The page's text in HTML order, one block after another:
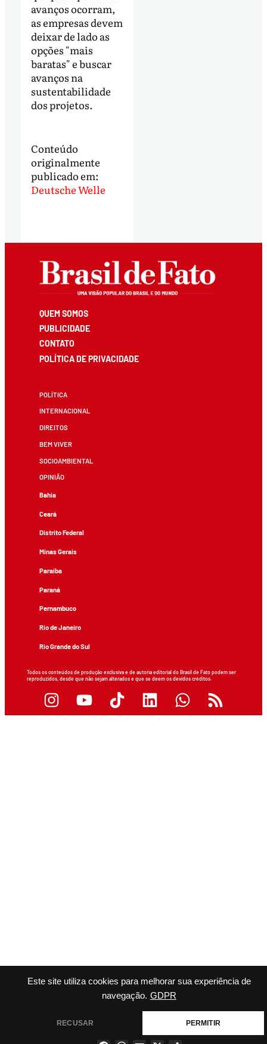
Este site utiliza cookies para melhorar sua experiência de
navegação. GDPR
RECUSAR PERMITIR
avanços ocorram,
as empresas devem
deixar de lado as
opções "mais
baratas" e buscar
avanços na
sustentabilidade
dos projetos.
Conteúdo
originalmente
publicado em:
Deutsche Welle
QUEM SOMOS
PUBLICIDADE
CONTATO
POLÍTICA DE PRIVACIDADE
POLÍTICA
INTERNACIONAL
DIREITOS
BEM VIVER
SOCIOAMBIENTAL
OPINIÃO
Bahia
Ceará
Distrito Federal
Minas Gerais
Paraíba
Paraná
Pernambuco
Rio de Janeiro
Rio Grande do Sul
Todos os conteúdos de produção exclusiva e de autoria editorial do Brasil de Fato podem ser
reproduzidos, desde que não sejam alterados e que se deem os devidos créditos.